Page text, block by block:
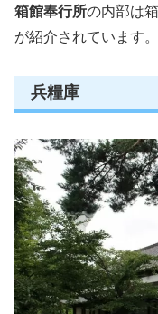
箱館奉行所の内部は
が紹介されています。
兵糧庫